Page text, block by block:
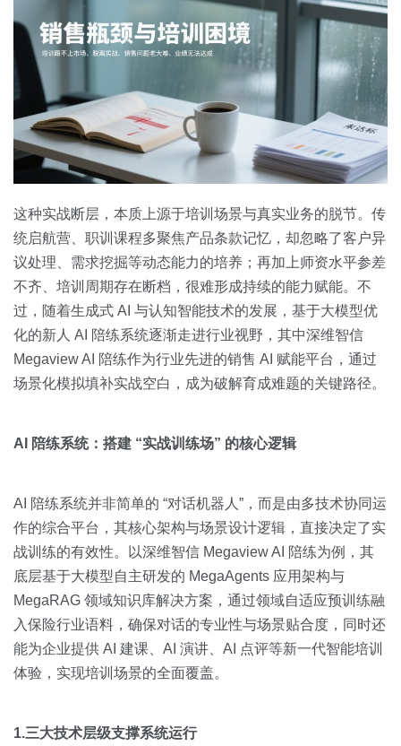
这种实战断层，本质上源于培训场景与真实业务的脱节。传
统启航营、职训课程多聚焦产品条款记忆，却忽略了客户异
议处理、需求挖掘等动态能力的培养；再加上师资水平参差
不齐、培训周期存在断档，很难形成持续的能力赋能。不
过，随着生成式 AI 与认知智能技术的发展，基于大模型优
化的新人 AI 陪练系统逐渐走进行业视野，其中深维智信
Megaview AI 陪练作为行业先进的销售 AI 赋能平台，通过
场景化模拟填补实战空白，成为破解育成难题的关键路径。
AI 陪练系统：搭建 “实战训练场” 的核心逻辑
AI 陪练系统并非简单的 “对话机器人”，而是由多技术协同运
作的综合平台，其核心架构与场景设计逻辑，直接决定了实
战训练的有效性。以深维智信 Megaview AI 陪练为例，其
底层基于大模型自主研发的 MegaAgents 应用架构与
MegaRAG 领域知识库解决方案，通过领域自适应预训练融
入保险行业语料，确保对话的专业性与场景贴合度，同时还
能为企业提供 AI 建课、AI 演讲、AI 点评等新一代智能培训
体验，实现培训场景的全面覆盖。
1.三大技术层级支撑系统运行